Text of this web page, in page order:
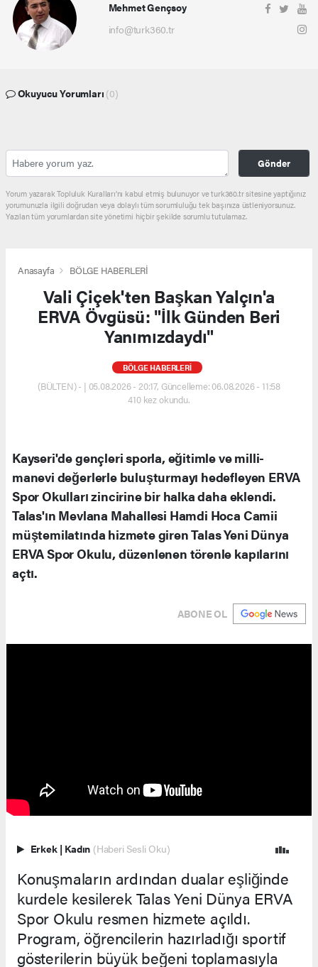
Mehmet Gençsoy
info@turk360.tr
Okuyucu Yorumları (0)
Gönder
Yorum yazarak Topluluk Kuralları’nı kabul etmiş bulunuyor ve turk360.tr sitesine yaptığınız
yorumunuzla ilgili doğrudan veya dolaylı tüm sorumluluğu tek başınıza üstleniyorsunuz.
Yazılan tüm yorumlardan site yönetimi hiçbir şekilde sorumlu tutulamaz.
Anasayfa BÖLGE HABERLERİ
Vali Çiçek'ten Başkan Yalçın'a
ERVA Övgüsü: "İlk Günden Beri
Yanımızdaydı"
BÖLGE HABERLERİ
(BÜLTEN) - | 05.08.2026 - 20:17, Güncelleme: 06.08.2026 - 11:58
410 kez okundu.
Kayseri'de gençleri sporla, eğitimle ve milli-
manevi değerlerle buluşturmayı hedefleyen ERVA
Spor Okulları zincirine bir halka daha eklendi.
Talas'ın Mevlana Mahallesi Hamdi Hoca Camii
müştemilatında hizmete giren Talas Yeni Dünya
ERVA Spor Okulu, düzenlenen törenle kapılarını
açtı.
ABONE OL
Erkek | Kadın (Haberi Sesli Oku)
Konuşmaların ardından dualar eşliğinde
kurdele kesilerek Talas Yeni Dünya ERVA
Spor Okulu resmen hizmete açıldı.
Program, öğrencilerin hazırladığı sportif
gösterilerin büyük beğeni toplamasıyla